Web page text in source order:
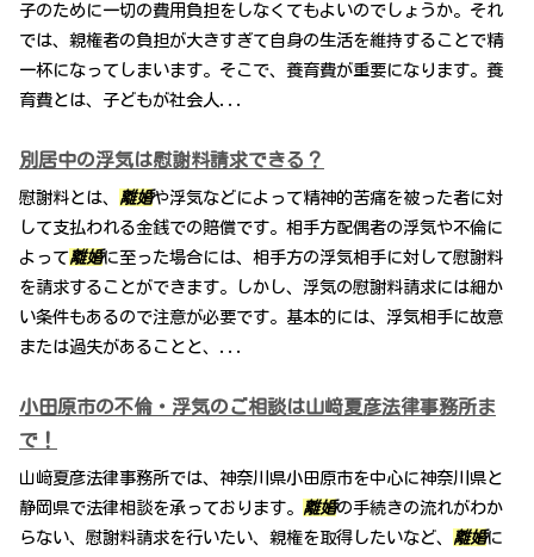
子のために一切の費用負担をしなくてもよいのでしょうか。それ
では、親権者の負担が大きすぎて自身の生活を維持することで精
一杯になってしまいます。そこで、養育費が重要になります。養
育費とは、子どもが社会人...
別居中の浮気は慰謝料請求できる？
慰謝料とは、 離婚や浮気などによって精神的苦痛を被った者に対
して支払われる金銭での賠償です。相手方配偶者の浮気や不倫に
よって離婚に至った場合には、相手方の浮気相手に対して慰謝料
を請求することができます。しかし、浮気の慰謝料請求には細か
い条件もあるので注意が必要です。基本的には、浮気相手に故意
または過失があることと、...
小田原市の不倫・浮気のご相談は山﨑夏彦法律事務所ま
で！
山﨑夏彦法律事務所では、神奈川県小田原市を中心に神奈川県と
静岡県で法律相談を承っております。 離婚の手続きの流れがわか
らない、慰謝料請求を行いたい、親権を取得したいなど、 離婚に